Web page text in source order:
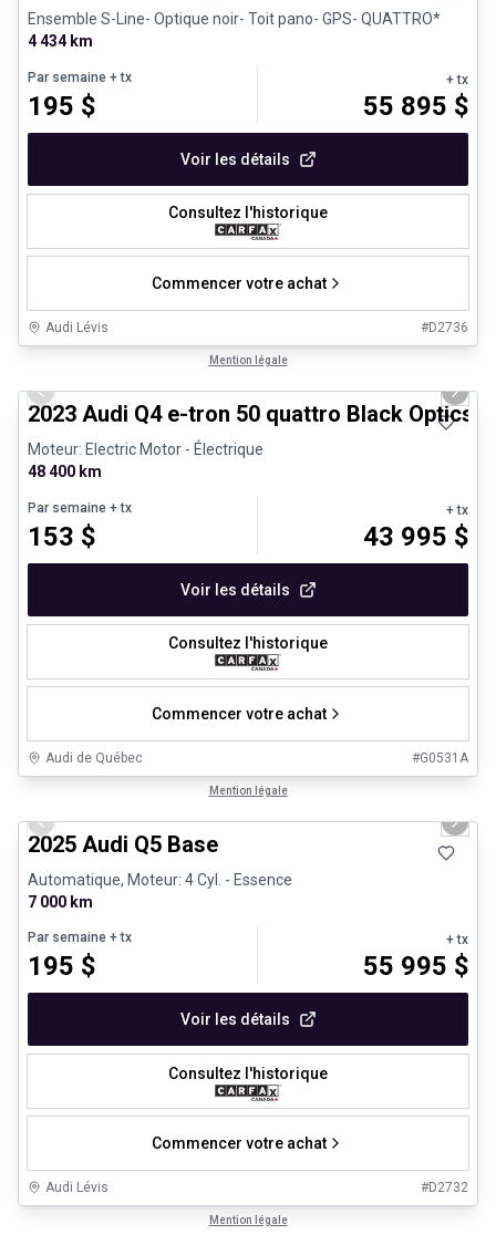
Ensemble S-Line- Optique noir- Toit pano- GPS- QUATTRO*
4 434 km
Par semaine + tx
195 $
+ tx
55 895 $
Voir les détails
Consultez l'historique
Commencer votre achat
Audi Lévis #D2736
Mention légale
Véhicules d'occasion certifiés
Previous slide Next
2023 Audi Q4 e-tron 50 quattro Black Optics
Moteur: Electric Motor - Électrique
48 400 km
Par semaine + tx
153 $
+ tx
43 995 $
Voir les détails
Consultez l'historique
Commencer votre achat
Audi de Québec #G0531A
Mention légale
Véhicules d'occasion certifiés
Previous slide Next
2025 Audi Q5 Base
Automatique, Moteur: 4 Cyl. - Essence
7 000 km
Par semaine + tx
195 $
+ tx
55 995 $
Voir les détails
Consultez l'historique
Commencer votre achat
Audi Lévis #D2732
Mention légale
Véhicules d'occasion certifiés